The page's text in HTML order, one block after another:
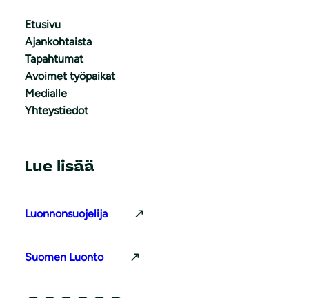
Etusivu
Ajankohtaista
Tapahtumat
Avoimet työpaikat
Medialle
Yhteystiedot
Lue lisää
Luonnonsuojelija
Suomen Luonto